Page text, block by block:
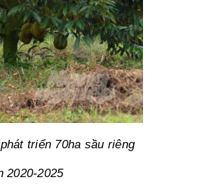
triển 70ha sầu riêng
2020-2025